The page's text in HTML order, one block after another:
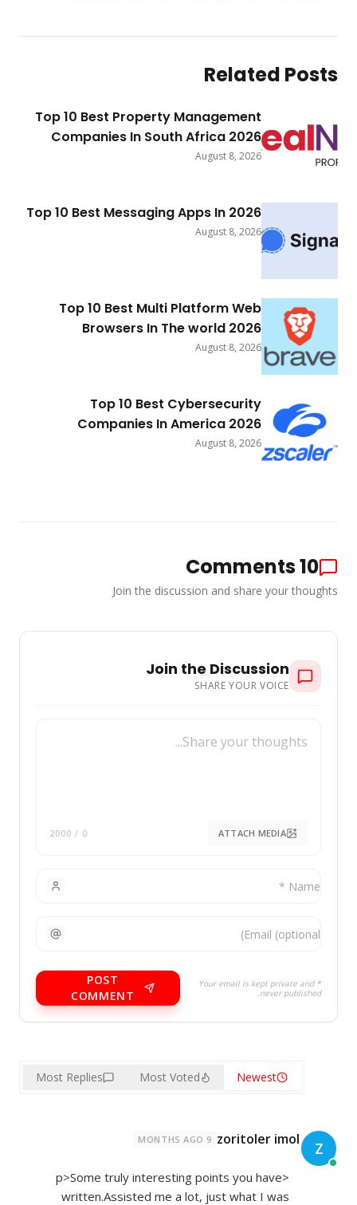
Related
Top 10 Best Property Management
Companies In South Africa 2026
August 8, 2026
Top 10 Best Messaging Apps In 2026
August 8, 2026
Top 10 Best Multi Platform Web
Browsers In The world 2026
August 8, 2026
Top 10 Best Cybersecurity
Companies In America 2026
August 8, 2026
Comments
Join the discussion and share your
Join the Discussion
SHARE YOUR VOICE
ATTACH MEDIA
* Your email is kept private and
never
POST
COMMENT
Newest
Most Voted
Most Replies
zoritoler imol
9 MONTHS AGO
<p>Some truly interesting points you have
written.Assisted me a lot, just what I was